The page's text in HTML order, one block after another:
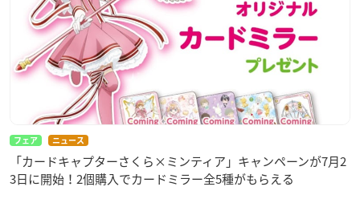
フェア ニュース
「カードキャプターさくら×ミンティア」キャンペーンが7月2
3日に開始！2個購入でカードミラー全5種がもらえる